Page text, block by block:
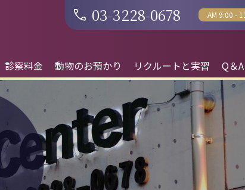
03-3228-0678 AM 9:00 -
診察料金 動物のお預かり リクルートと実習 Q＆A